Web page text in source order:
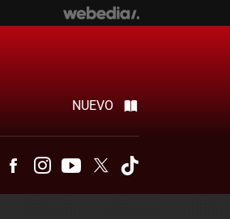
NUEVO
TelegramFacebookInstagramYoutubeTwitter